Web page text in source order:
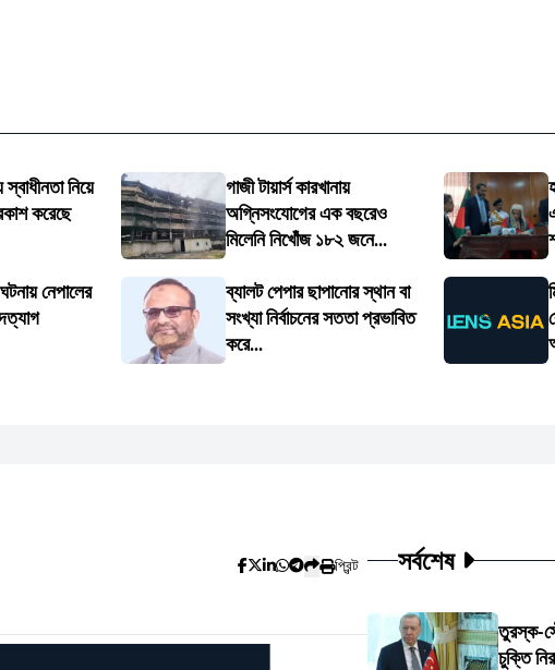
স্বাধীনতা নিয়ে
করেছে
গাজী টায়ার্স কারখানায়
অগ্নিসংযোগের এক বছরেও
মিলেনি নিখোঁজ ১৮২ জনে...
নেপালের
ব্যালট পেপার ছাপানোর স্থান বা
সংখ্যা নির্বাচনের সততা প্রভাবিত
করে...
প্রিন্ট সর্বশেষ
তুরস্ক-
চুক্তি